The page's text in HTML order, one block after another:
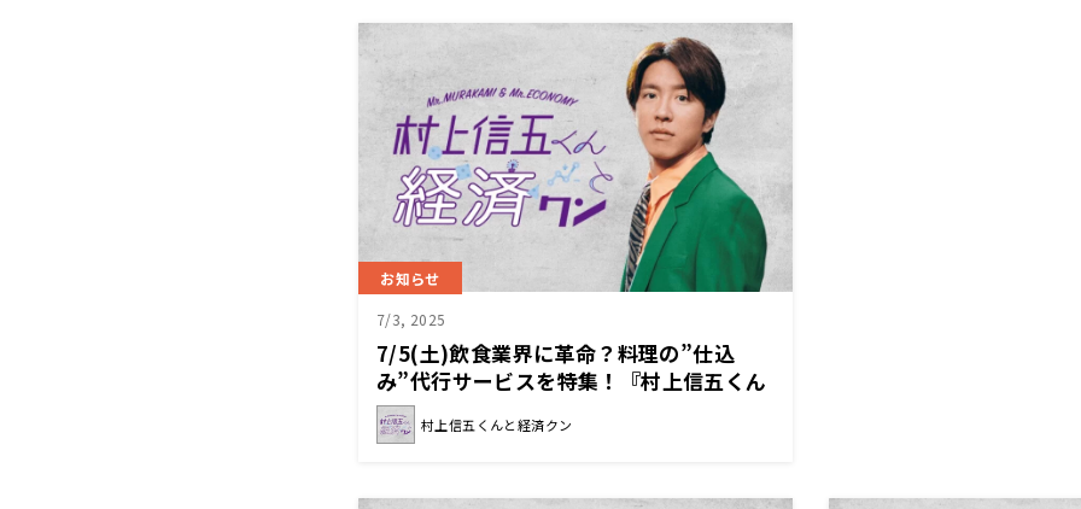
お知らせ
7/3, 2025
7/5(土)飲食業界に革命？料理の”仕込
み”代行サービスを特集！『村上信五くん
と経済クン』
村上信五くんと経済クン